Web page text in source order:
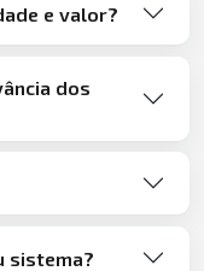
e valor?
dos
sistema?